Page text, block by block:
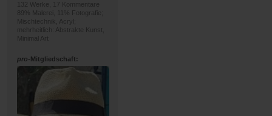
132 Werke, 17 Kommentare
89% Malerei, 11% Fotografie;
Mischtechnik, Acryl;
mehrheitlich: Abstrakte Kunst,
Minimal Art
pro-Mitgliedschaft: